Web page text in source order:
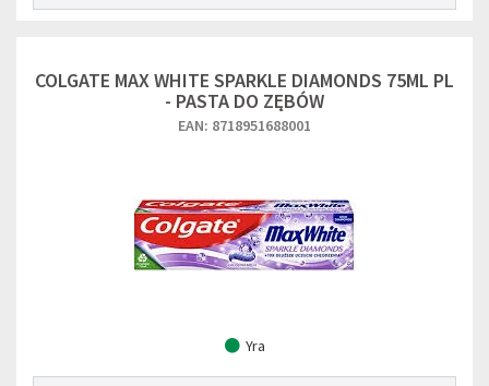
COLGATE MAX WHITE SPARKLE DIAMONDS 75ML PL
- PASTA DO ZĘBÓW
EAN: 8718951688001
Yra